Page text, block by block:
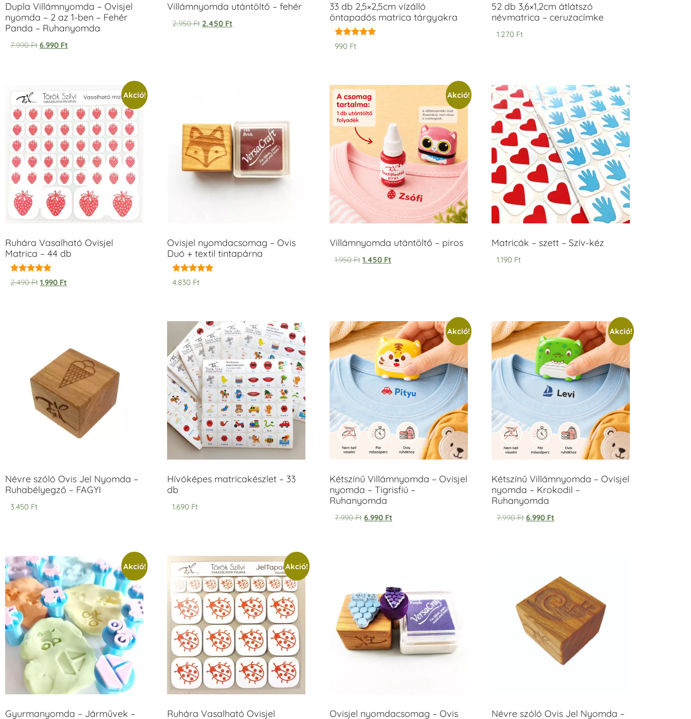
Dupla Villámnyomda – Ovisjel
nyomda – 2 az 1-ben – Fehér
Panda – Ruhanyomda
7.990Ft 6.990 Ft
Villámnyomda utántöltő – fehér
2.950Ft 2.450 Ft
33 db 2,5×2,5cm vízálló
öntapadós matrica tárgyakra
Értékelés:
5.00
990 Ft
52 db 3,6×1,2cm átlátszó
névmatrica – ceruzacímke
1.270 Ft
Akció!
Ruhára Vasalható Ovisjel
Matrica – 44 db
Értékelés:
5.00
2.490Ft 1.990 Ft
Ovisjel nyomdacsomag – Ovis
Duó + textil tintapárna
Értékelés:
5.00
4.830 Ft
Akció!
Villámnyomda utántöltő – piros
1.950Ft 1.450 Ft
Matricák – szett – Szív-kéz
1.190 Ft
Névre szóló Ovis Jel Nyomda –
Ruhabélyegző – FAGYI
3.450 Ft
Hívóképes matricakészlet – 33
db
1.690 Ft
Akció!
Kétszínű Villámnyomda – Ovisjel
nyomda – Tigrisfiú –
Ruhanyomda
7.990Ft 6.990 Ft
Akció!
Kétszínű Villámnyomda – Ovisjel
nyomda – Krokodil –
Ruhanyomda
7.990Ft 6.990 Ft
Akció!
Gyurmanyomda – Járművek –
Akció!
Ruhára Vasalható Ovisjel
Ovisjel nyomdacsomag – Ovis
Névre szóló Ovis Jel Nyomda –